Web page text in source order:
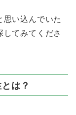
思い込んでいた
てみてくださ
は？